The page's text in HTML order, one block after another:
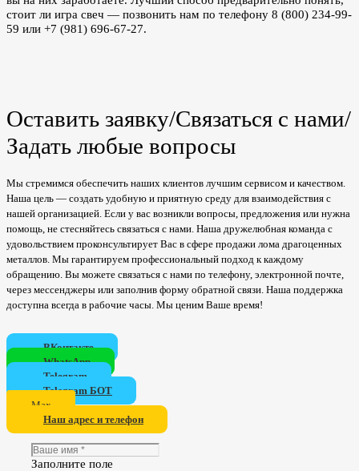
стоит ли игра свеч — позвонить нам по телефону 8 (800) 234-99-
59 или +7 (981) 696-67-27.
Оставить заявку/Связаться с нами/
Задать любые вопросы
Мы стремимся обеспечить наших клиентов лучшим сервисом и качеством.
Наша цель — создать удобную и приятную среду для взаимодействия с
нашей организацией. Если у вас возникли вопросы, предложения или нужна
помощь, не стесняйтесь связаться с нами. Наша дружелюбная команда с
удовольствием проконсультирует Вас в сфере продажи лома драгоценных
металлов. Мы гарантируем профессиональный подход к каждому
обращению. Вы можете связаться с нами по телефону, электронной почте,
через мессенджеры или заполнив форму обратной связи. Наша поддержка
доступна всегда в рабочие часы. Мы ценим Ваше время!
ВКонтакте
WhatsApp
Telegram
Telegram БОТ
Мах
Наш адрес и телефон
Заполните поле